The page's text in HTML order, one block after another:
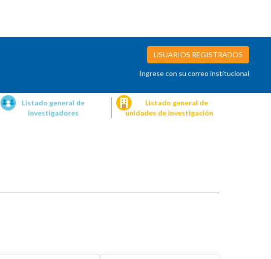
USUARIOS REGISTRADOS
Ingrese con su correo institucional
Listado general de
investigadores
Listado general de
unidades de investigación